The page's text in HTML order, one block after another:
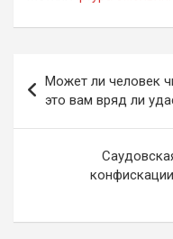
по
записям
Может ли человек
это вам вряд ли